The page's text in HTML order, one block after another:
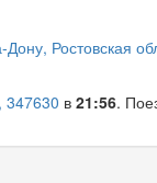
Ростовская
347630 в 21:56.